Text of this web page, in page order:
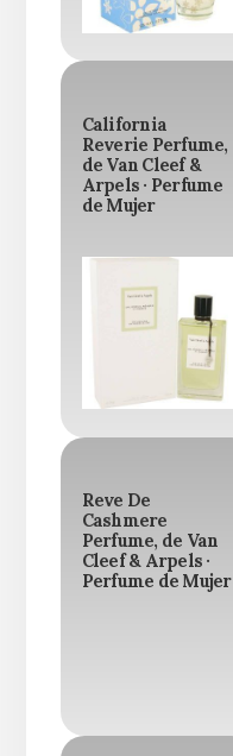
California
Reverie Perfume,
de Van Cleef &
Arpels · Perfume
de Mujer
Reve De
Cashmere
Perfume, de Van
Cleef & Arpels ·
Perfume de Mujer